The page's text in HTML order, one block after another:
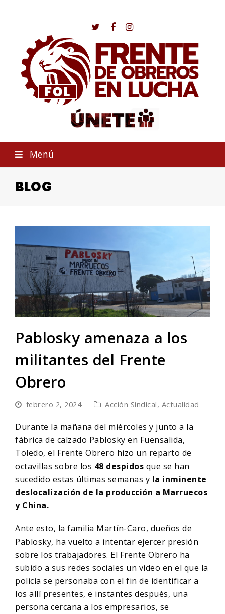
Twitter
FacebookInstagram
Menú
BLOG
Pablosky amenaza a los
militantes del Frente
Obrero
febrero 2, 2024 Acción Sindical, Actualidad
Durante la mañana del miércoles y junto a la
fábrica de calzado Pablosky en Fuensalida,
Toledo, el Frente Obrero hizo un reparto de
octavillas sobre los 48 despidos que se han
sucedido estas últimas semanas y la inminente
deslocalización de la producción a Marruecos
y China.
Ante esto, la familia Martín-Caro, dueños de
Pablosky, ha vuelto a intentar ejercer presión
sobre los trabajadores. El Frente Obrero ha
subido a sus redes sociales un vídeo en el que la
policía se personaba con el fin de identificar a
los allí presentes, e instantes después, una
persona cercana a los empresarios, se